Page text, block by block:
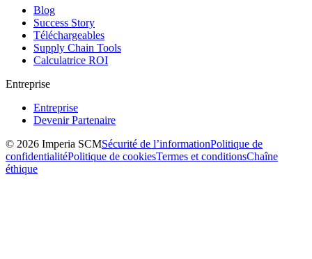
Blog
Success Story
Téléchargeables
Supply Chain Tools
Calculatrice ROI
Entreprise
Entreprise
Devenir Partenaire
© 2026 Imperia SCMSécurité de l’informationPolitique de
confidentialitéPolitique de cookiesTermes et conditionsChaîne
éthique